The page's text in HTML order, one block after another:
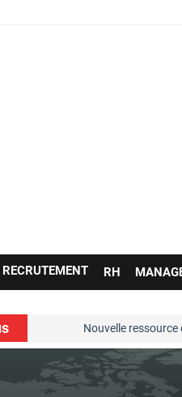
RECRUTEMENT RH
Nouvelle ressource de